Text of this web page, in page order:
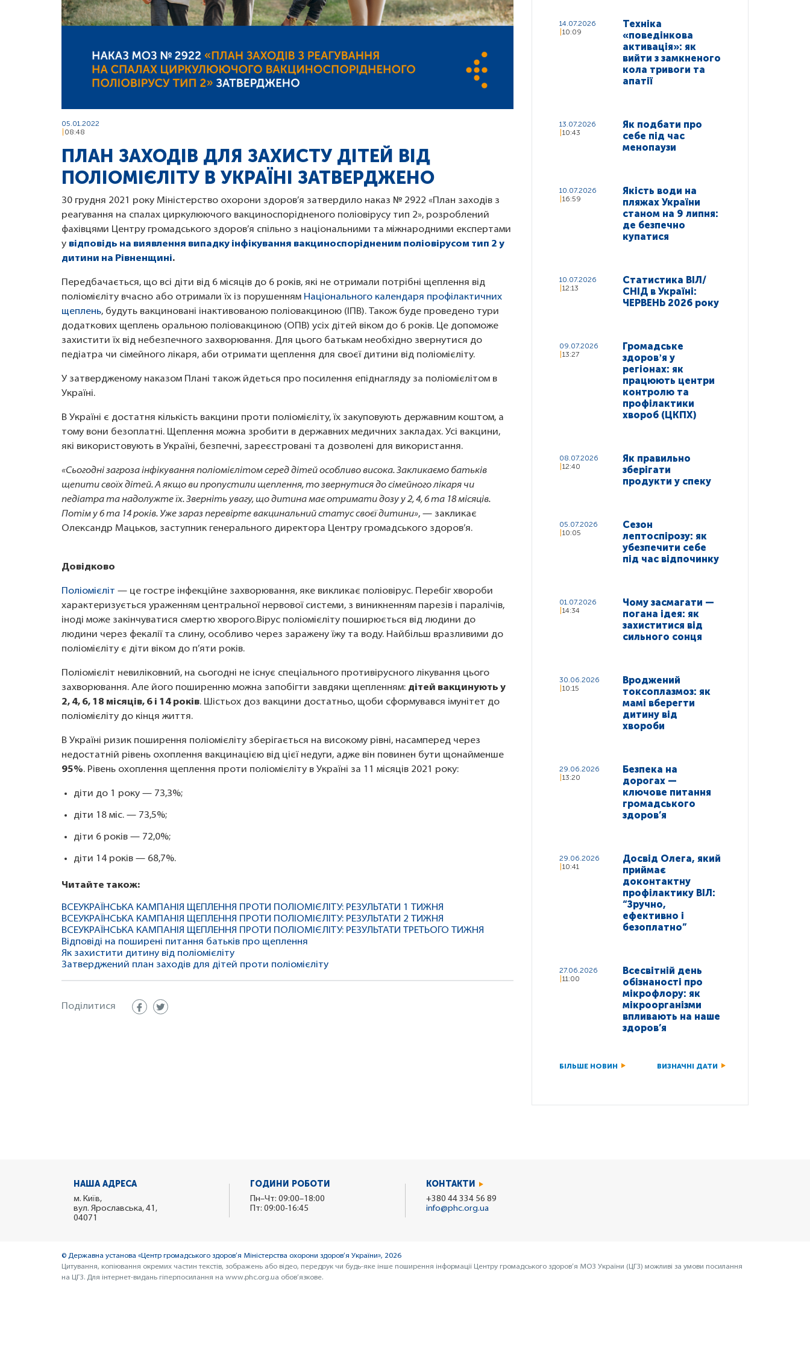
05.01.2022
08:48
ПЛАН ЗАХОДІВ ДЛЯ ЗАХИСТУ ДІТЕЙ ВІД
ПОЛІОМІЄЛІТУ В УКРАЇНІ ЗАТВЕРДЖЕНО
30 грудня 2021 року Міністерство охорони здоров’я затвердило наказ № 2922 «План заходів з
реагування на спалах циркулюючого вакциноспорідненого поліовірусу тип 2», розроблений
фахівцями Центру громадського здоров’я спільно з національними та міжнародними експертами
у відповідь на виявлення випадку інфікування вакциноспорідненим поліовірусом тип 2 у
дитини на Рівненщині.
Передбачається, що всі діти від 6 місяців до 6 років, які не отримали потрібні щеплення від
поліомієліту вчасно або отримали їх із порушенням Національного календаря профілактичних
щеплень, будуть вакциновані інактивованою поліовакциною (ІПВ). Також буде проведено тури
додаткових щеплень оральною поліовакциною (ОПВ) усіх дітей віком до 6 років. Це допоможе
захистити їх від небезпечного захворювання. Для цього батькам необхідно звернутися до
педіатра чи сімейного лікаря, аби отримати щеплення для своєї дитини від поліомієліту.
У затвердженому наказом Плані також йдеться про посилення епіднагляду за поліомієлітом в
Україні.
В Україні є достатня кількість вакцини проти поліомієліту, їх закуповують державним коштом, а
тому вони безоплатні. Щеплення можна зробити в державних медичних закладах. Усі вакцини,
які використовують в Україні, безпечні, зареєстровані та дозволені для використання.
«Сьогодні загроза інфікування поліомієлітом серед дітей особливо висока. Закликаємо батьків
щепити своїх дітей. А якщо ви пропустили щеплення, то звернутися до сімейного лікаря чи
педіатра та надолужте їх. Зверніть увагу, що дитина має отримати дозу у 2, 4, 6 та 18 місяців.
Потім у 6 та 14 років. Уже зараз перевірте вакцинальний статус своєї дитини», — закликає
Олександр Мацьков, заступник генерального директора Центру громадського здоров’я.
Довідково
Поліомієліт — це гостре інфекційне захворювання, яке викликає поліовірус. Перебіг хвороби
характеризується ураженням центральної нервової системи, з виникненням парезів і паралічів,
іноді може закінчуватися смертю хворого.Вірус поліомієліту поширюється від людини до
людини через фекалії та слину, особливо через заражену їжу та воду. Найбільш вразливими до
поліомієліту є діти віком до п’яти років.
Поліомієліт невиліковний, на сьогодні не існує спеціального противірусного лікування цього
захворювання. Але його поширенню можна запобігти завдяки щепленням: дітей вакцинують у
2, 4, 6, 18 місяців, 6 і 14 років. Шістьох доз вакцини достатньо, щоби сформувався імунітет до
поліомієліту до кінця життя.
В Україні ризик поширення поліомієліту зберігається на високому рівні, насамперед через
недостатній рівень охоплення вакцинацією від цієї недуги, адже він повинен бути щонайменше
95%. Рівень охоплення щеплення проти поліомієліту в Україні за 11 місяців 2021 року:
діти до 1 року — 73,3%;
діти 18 міс. — 73,5%;
діти 6 років — 72,0%;
діти 14 років — 68,7%.
Читайте також:
ВСЕУКРАЇНСЬКА КАМПАНІЯ ЩЕПЛЕННЯ ПРОТИ ПОЛІОМІЄЛІТУ: РЕЗУЛЬТАТИ 1 ТИЖНЯ
ВСЕУКРАЇНСЬКА КАМПАНІЯ ЩЕПЛЕННЯ ПРОТИ ПОЛІОМІЄЛІТУ: РЕЗУЛЬТАТИ 2 ТИЖНЯ
ВСЕУКРАЇНСЬКА КАМПАНІЯ ЩЕПЛЕННЯ ПРОТИ ПОЛІОМІЄЛІТУ: РЕЗУЛЬТАТИ ТРЕТЬОГО ТИЖНЯ
Відповіді на поширені питання батьків про щеплення
Як захистити дитину від поліомієліту
Затверджений план заходів для дітей проти поліомієліту
Поділитися
14.07.2026
10:09
Техніка
«поведінкова
активація»: як
вийти з замкненого
кола тривоги та
апатії
13.07.2026
10:43
Як подбати про
себе під час
менопаузи
10.07.2026
16:59
Якість води на
пляжах України
станом на 9 липня:
де безпечно
купатися
10.07.2026
12:13
Статистика ВІЛ/
СНІД в Україні:
ЧЕРВЕНЬ 2026 року
09.07.2026
13:27
Громадське
здоровʼя у
регіонах: як
працюють центри
контролю та
профілактики
хвороб (ЦКПХ)
08.07.2026
12:40
Як правильно
зберігати
продукти у спеку
05.07.2026
10:05
Сезон
лептоспірозу: як
убезпечити себе
під час відпочинку
01.07.2026
14:34
Чому засмагати —
погана ідея: як
захиститися від
сильного сонця
30.06.2026
10:15
Вроджений
токсоплазмоз: як
мамі вберегти
дитину від
хвороби
29.06.2026
13:20
Безпека на
дорогах —
ключове питання
громадського
здоров’я
29.06.2026
10:41
Досвід Олега, який
приймає
доконтактну
профілактику ВІЛ:
“Зручно,
ефективно і
безоплатно”
27.06.2026
11:00
Всесвітній день
обізнаності про
мікрофлору: як
мікроорганізми
впливають на наше
здоров’я
БІЛЬШЕ НОВИН ВИЗНАЧНІ ДАТИ
НАША АДРЕСА
м. Київ,
вул. Ярославська, 41,
04071
ГОДИНИ РОБОТИ
Пн–Чт: 09:00–18:00
Пт: 09:00-16:45
КОНТАКТИ
+380 44 334 56 89
info@phc.org.ua
© Державна установа «Центр громадського здоров’я Міністерства охорони здоров’я України», 2026
Цитування, копіювання окремих частин текстів, зображень або відео, передрук чи будь-яке інше поширення інформації Центру громадського здоров’я МОЗ України (ЦГЗ) можливі за умови посилання
на ЦГЗ. Для інтернет-видань гіперпосилання на www.phc.org.ua обов’язкове.